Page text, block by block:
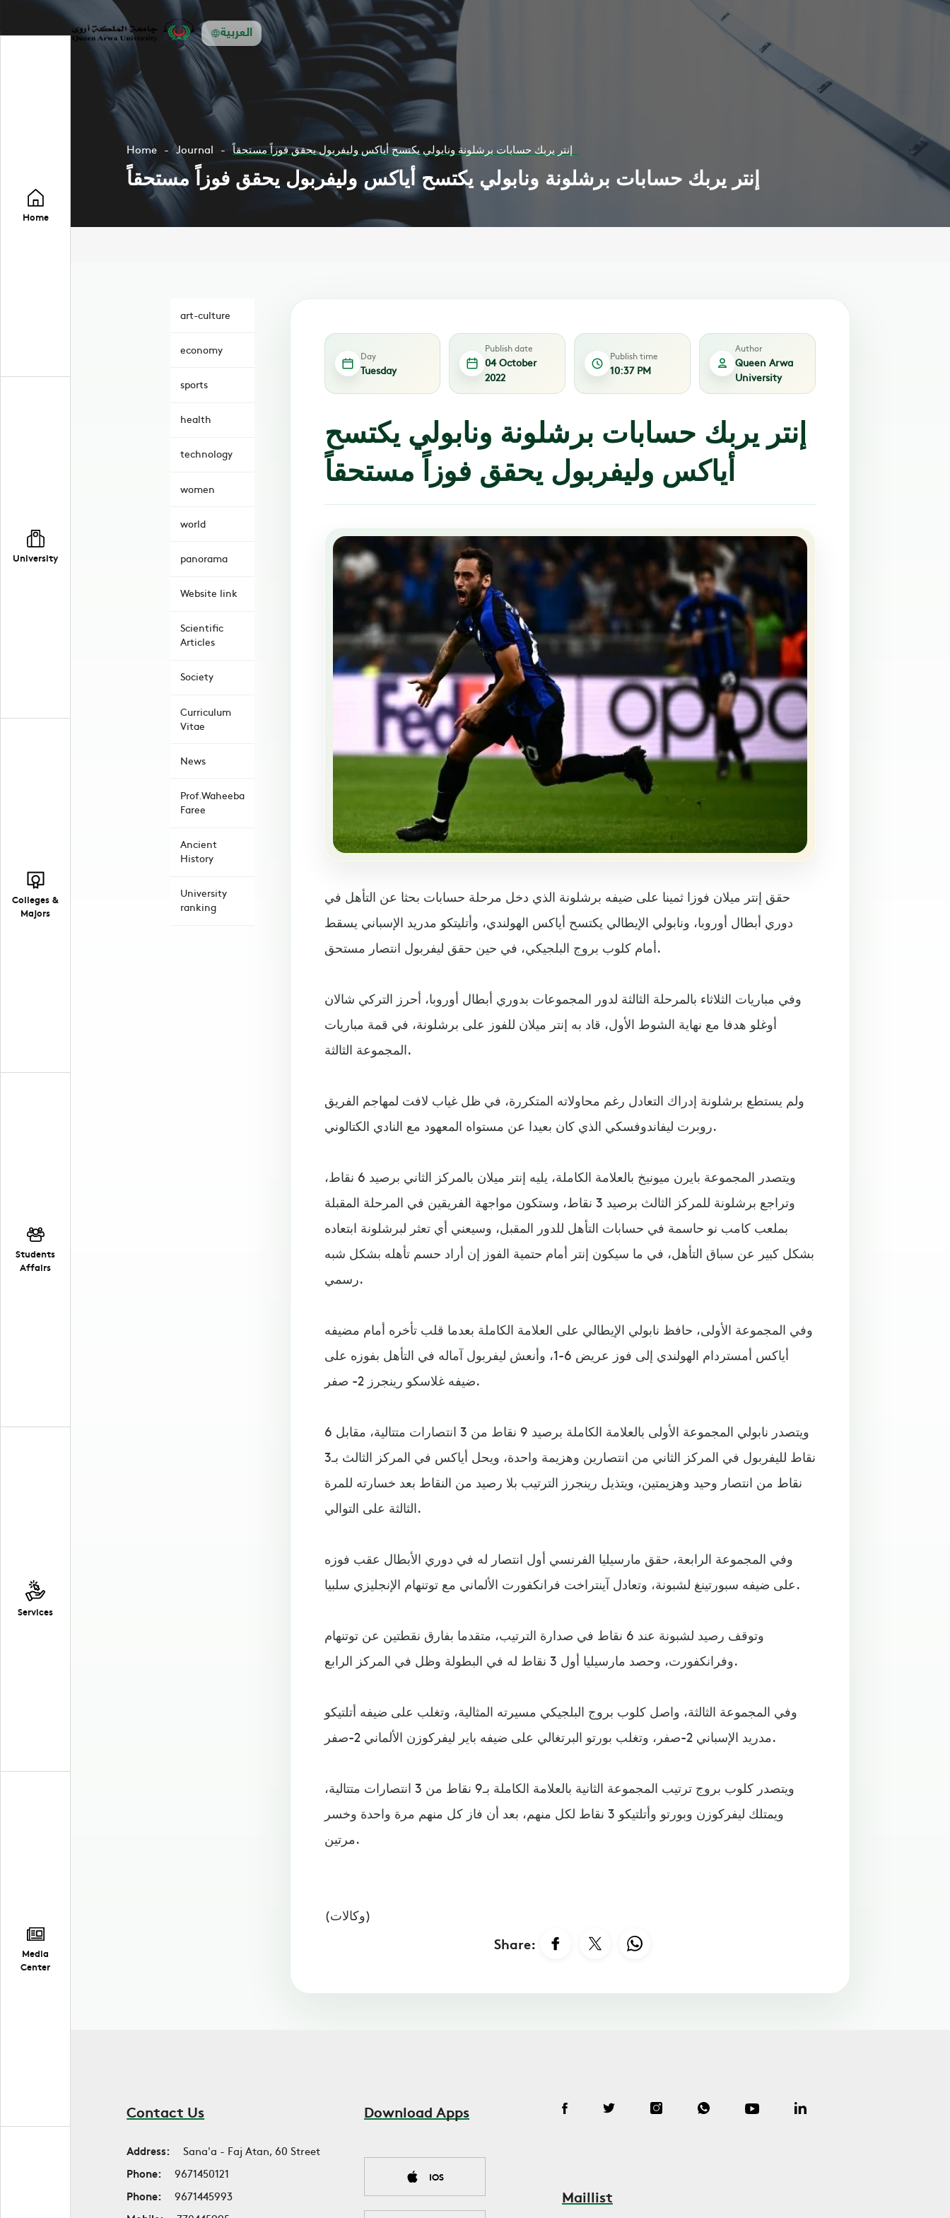
العربية
Home
University
Colleges &
Majors
Students
Affairs
Services
Media
Center
Home Journal
art-culture
economy
sports
health
technology
women
world
panorama
Website link
Scientific
Articles
Society
Curriculum
Vitae
News
Prof.Waheeba
Faree
Ancient
History
University
ranking
Day
Tuesday
Publish date
04 October
2022
Publish time
10:37 PM
Author
Queen Arwa
University
إنتر يربك حسابات برشلونة ونابولي يكتسح
أياكس وليفربول يحقق فوزاً مستحقاً
حقق إنتر ميلان فوزا ثمينا على ضيفه برشلونة الذي دخل مرحلة حسابات بحثا عن التأهل في
دوري أبطال أوروبا، ونابولي الإيطالي يكتسح أياكس الهولندي، وأتليتكو مدريد الإسباني يسقط
أمام كلوب بروج البلجيكي، في حين حقق ليفربول انتصار مستحق.
وفي مباريات الثلاثاء بالمرحلة الثالثة لدور المجموعات بدوري أبطال أوروبا، أحرز التركي شالان
أوغلو هدفا مع نهاية الشوط الأول، قاد به إنتر ميلان للفوز على برشلونة، في قمة مباريات
المجموعة الثالثة.
ولم يستطع برشلونة إدراك التعادل رغم محاولاته المتكررة، في ظل غياب لافت لمهاجم الفريق
روبرت ليفاندوفسكي الذي كان بعيدا عن مستواه المعهود مع النادي الكتالوني.
ويتصدر المجموعة بايرن ميونيخ بالعلامة الكاملة، يليه إنتر ميلان بالمركز الثاني برصيد 6 نقاط،
وتراجع برشلونة للمركز الثالث برصيد 3 نقاط، وستكون مواجهة الفريقين في المرحلة المقبلة
بملعب كامب نو حاسمة في حسابات التأهل للدور المقبل، وسيعني أي تعثر لبرشلونة ابتعاده
بشكل كبير عن سباق التأهل، في ما سيكون إنتر أمام حتمية الفوز إن أراد حسم تأهله بشكل شبه
رسمي.
وفي المجموعة الأولى، حافظ نابولي الإيطالي على العلامة الكاملة بعدما قلب تأخره أمام مضيفه
أياكس أمستردام الهولندي إلى فوز عريض 6-1، وأنعش ليفربول آماله في التأهل بفوزه على
ضيفه غلاسكو رينجرز 2- صفر.
ويتصدر نابولي المجموعة الأولى بالعلامة الكاملة برصيد 9 نقاط من 3 انتصارات متتالية، مقابل 6
نقاط لليفربول في المركز الثاني من انتصارين وهزيمة واحدة، ويحل أياكس في المركز الثالث بـ3
نقاط من انتصار وحيد وهزيمتين، ويتذيل رينجرز الترتيب بلا رصيد من النقاط بعد خسارته للمرة
الثالثة على التوالي.
وفي المجموعة الرابعة، حقق مارسيليا الفرنسي أول انتصار له في دوري الأبطال عقب فوزه
على ضيفه سبورتينغ لشبونة، وتعادل آينتراخت فرانكفورت الألماني مع توتنهام الإنجليزي سلبيا.
وتوقف رصيد لشبونة عند 6 نقاط في صدارة الترتيب، متقدما بفارق نقطتين عن توتنهام
وفرانكفورت، وحصد مارسيليا أول 3 نقاط له في البطولة وظل في المركز الرابع.
وفي المجموعة الثالثة، واصل كلوب بروج البلجيكي مسيرته المثالية، وتغلب على ضيفه أتلتيكو
مدريد الإسباني 2-صفر، وتغلب بورتو البرتغالي على ضيفه باير ليفركوزن الألماني 2-صفر.
ويتصدر كلوب بروج ترتيب المجموعة الثانية بالعلامة الكاملة بـ9 نقاط من 3 انتصارات متتالية،
ويمتلك ليفركوزن وبورتو وأتلتيكو 3 نقاط لكل منهم، بعد أن فاز كل منهم مرة واحدة وخسر
مرتين.
(وكالات)
Share:
Contact Us
Address:
Sana'a - Faj Atan, 60 Street
Phone:
9671450121
Phone:
9671445993
Download Apps
IOS
Maillist